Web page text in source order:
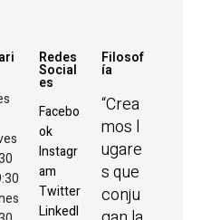
Redes
Social
es
Facebo
ok
Instagr
am
Twitter
LinkedI
Filosof
ía
“Crea
mos l
ugare
s que
conju